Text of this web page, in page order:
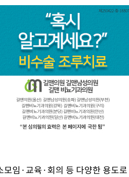
모임·교육·회의 등 다양한 용도